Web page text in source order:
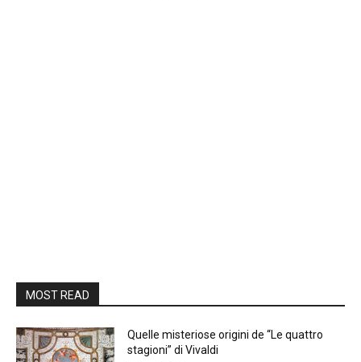
MOST READ
Quelle misteriose origini de “Le quattro
stagioni” di Vivaldi